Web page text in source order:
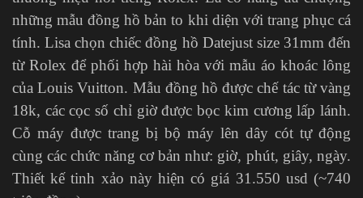
những mẫu đồng hồ bản to khi diện với trang phục cá
tính. Lisa chọn chiếc đồng hồ Datejust size 31mm đến
từ Rolex để phối hợp hài hòa với mẫu áo khoác lông
của Louis Vuitton. Mẫu đồng hồ được chế tác từ vàng
18k, các cọc số chỉ giờ được bọc kim cương lấp lánh.
Cỗ máy được trang bị bộ máy lên dây cót tự động
cùng các chức năng cơ bản như: giờ, phút, giây, ngày.
Thiết kế tinh xảo này hiện có giá 31.550 usd (~740